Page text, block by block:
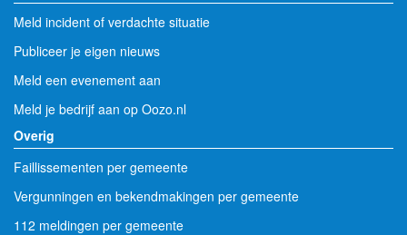
Meld incident of verdachte situatie
Publiceer je eigen nieuws
Meld een evenement aan
Meld je bedrijf aan op Oozo.nl
Overig
Faillissementen per gemeente
Vergunningen en bekendmakingen per gemeente
112 meldingen per gemeente